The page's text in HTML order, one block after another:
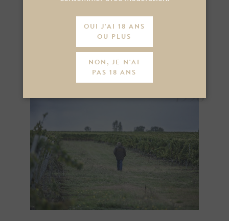
亲和他祖父一样，成为一名葡萄种植者。
家族三代人都曾经服务于波尔多最负盛名的
葡萄园，让-皮埃尔决定展开一项全新的挑
战：开发领导自己的酿酒厂。
1996年，他种植了他的第一片葡萄园：5公
顷的梅洛和赤霞珠。老井城堡诞生了。
1996
OUI J'AI 18 ANS
OU PLUS
NON, JE N'AI
PAS 18 ANS